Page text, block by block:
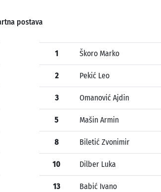
postava
1 Škoro Marko
2 Pekić Leo
3 Omanović Ajdin
5 Mašin Armin
8 Biletić Zvonimir
10 Dilber Luka
13 Babić Ivano